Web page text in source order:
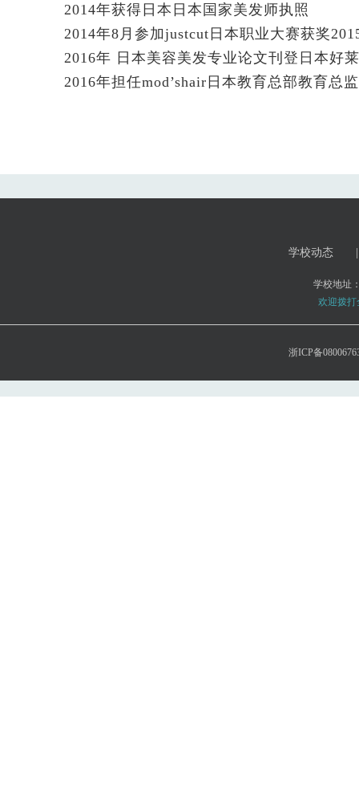
2014年获得日本日本国家美发师执照
2014年8月参加justcut日本职业大赛获奖
2016年 日本美容美发专业论文刊登日本好
2016年担任mod’shair日本教育总部教育总
学校动态 |
学校地址
欢迎拨打
浙ICP备